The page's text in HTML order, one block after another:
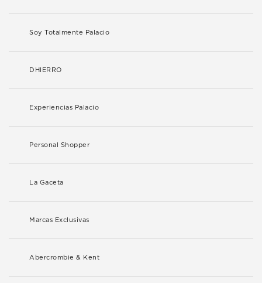
Soy Totalmente Palacio
DHIERRO
Experiencias Palacio
Personal Shopper
La Gaceta
Marcas Exclusivas
Abercrombie & Kent